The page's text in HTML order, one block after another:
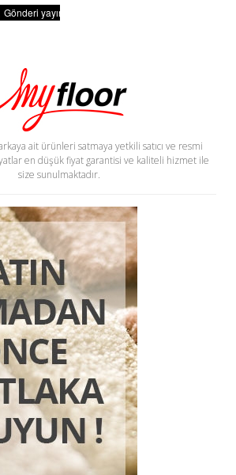
ait ürünleri satmaya yetkili satıcı ve resmi
en düşük fiyat garantisi ve kaliteli hizmet ile
size sunulmaktadır.